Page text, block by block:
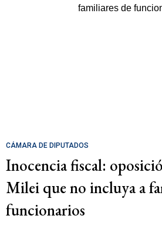
CÁMARA DE DIPUTADOS
Inocencia fiscal:
Milei que no incluya a
funcionarios